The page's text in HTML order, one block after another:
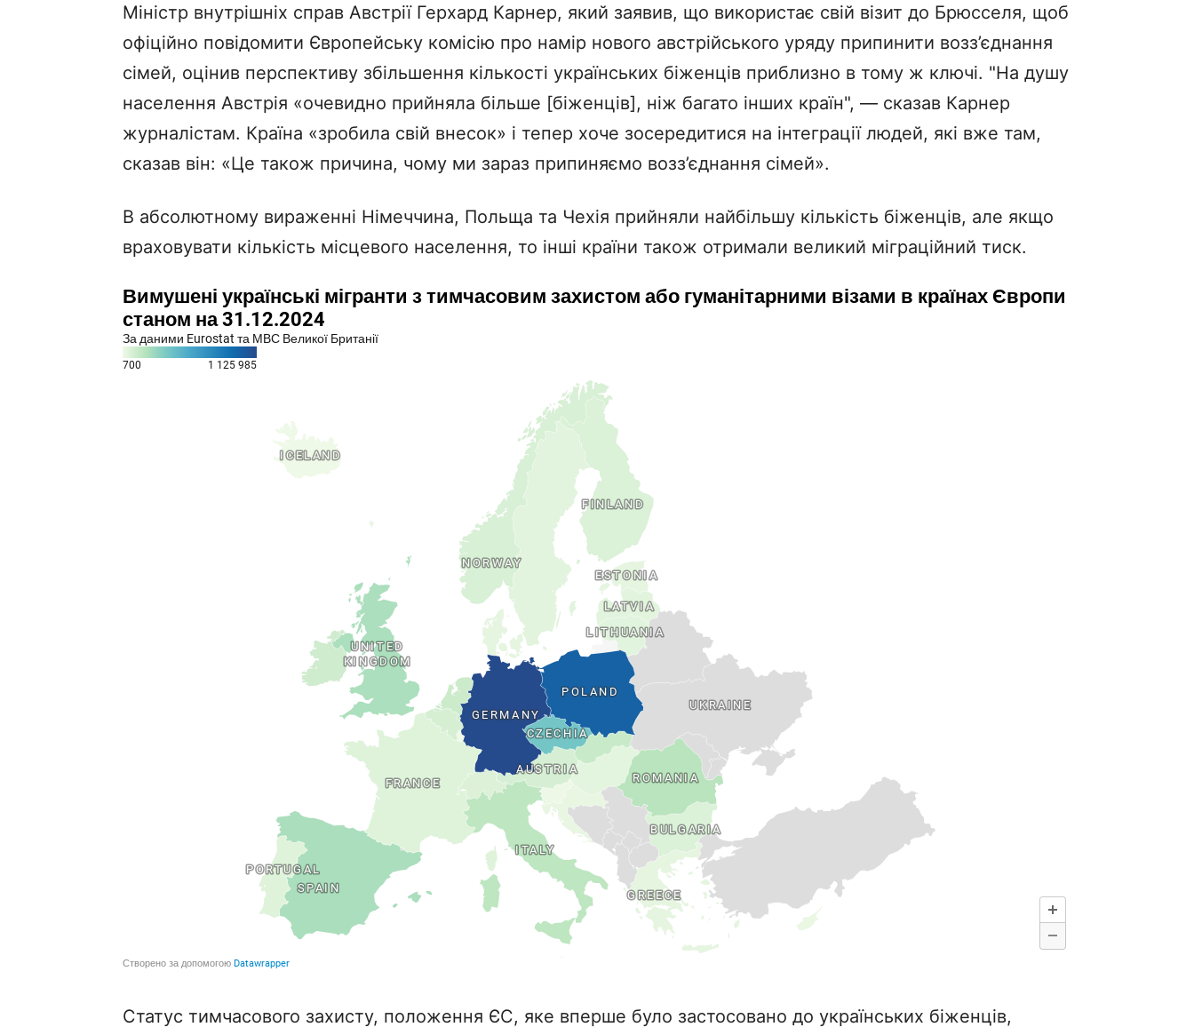
Міністр внутрішніх справ Австрії Герхард Карнер, який заявив, що використає свій візит до Брюсселя, щоб
офіційно повідомити Європейську комісію про намір нового австрійського уряду припинити возз’єднання
сімей, оцінив перспективу збільшення кількості українських біженців приблизно в тому ж ключі. "На душу
населення Австрія «очевидно прийняла більше [біженців], ніж багато інших країн", — сказав Карнер
журналістам. Країна «зробила свій внесок» і тепер хоче зосередитися на інтеграції людей, які вже там,
сказав він: «Це також причина, чому ми зараз припиняємо возз’єднання сімей».
В абсолютному вираженні Німеччина, Польща та Чехія прийняли найбільшу кількість біженців, але якщо
враховувати кількість місцевого населення, то інші країни також отримали великий міграційний тиск.
Статус тимчасового захисту, положення ЄС, яке вперше було застосовано до українських біженців,